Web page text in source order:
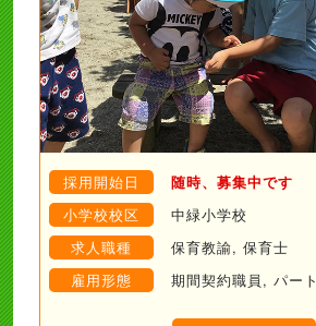
採用開始日 随時、募集中です
小学校校区
中緑小学校
求人職種
保育教諭, 保育士
雇用形態
期間契約職員, パート